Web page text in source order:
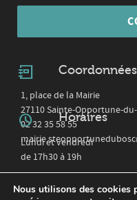
Coordonnées
1, place de la Mairie
27110 Sainte-Opportune-
02 32 35 58 55
Horaires
Lundi et vendredi
de 17h30 à 19h
Nous utilisons des cookies